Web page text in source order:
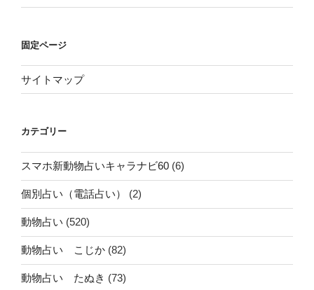
固定ページ
サイトマップ
カテゴリー
スマホ新動物占いキャラナビ60 (6)
個別占い（電話占い） (2)
動物占い (520)
動物占い こじか (82)
動物占い たぬき (73)